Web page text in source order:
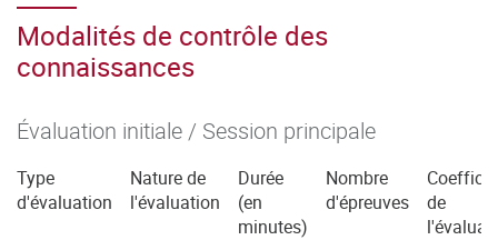
Modalités de contrôle des
connaissances
Évaluation initiale / Session principale
Type
d'évaluation
Nature de
l'évaluation
Durée
(en
minutes)
Nombre
d'épreuves
de